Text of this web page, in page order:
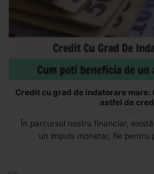
Credit cu grad de indatorare mare:
astfel de
În parcursul nostru financiar,
un impuls monetar, fie pentru